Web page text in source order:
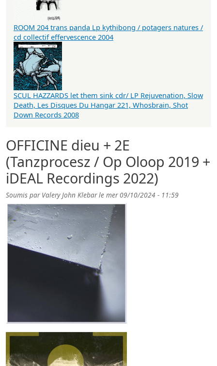
OFFICINE dieu + 2E
(Tanzprocesz / Op Oloop 2019 +
iDEAL Recordings 2022)
Soumis par Valery John Klebarle mer 09/10/2024 - 11:59
ROOM 204 trans panda Lp kythibong / potagers natures /
cd collectif effervescence 2004
SCUL HAZZARDS let them sink cdr/ LP Rejuvenation, Slow
Death, Les Disques Du Hangar 221, Whosbrain, Shot
Down Records 2008